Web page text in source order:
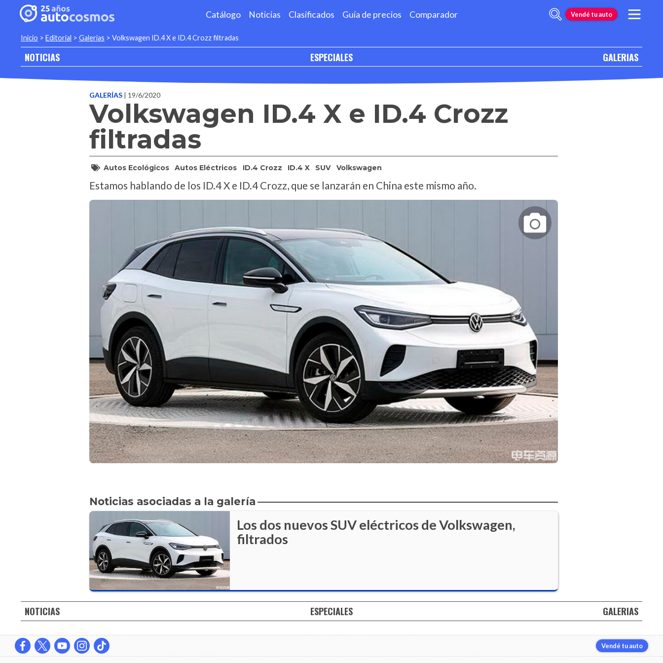
Catálogo Noticias Clasificados Guía de precios Comparador Vendé tu auto
Inicio > Editorial > Galerias > Volkswagen ID.4 X e ID.4 Crozz filtradas
NOTICIAS ESPECIALES GALERIAS
GALERÍAS | 19/6/2020
Volkswagen ID.4 X e ID.4 Crozz
filtradas
Autos Ecológicos Autos Eléctricos ID.4 Crozz ID.4 X SUV Volkswagen
Estamos hablando de los ID.4 X e ID.4 Crozz, que se lanzarán en China este mismo año.
Noticias asociadas a la galería
Los dos nuevos SUV eléctricos de Volkswagen,
filtrados
NOTICIAS ESPECIALES GALERIAS
Vendé tu auto